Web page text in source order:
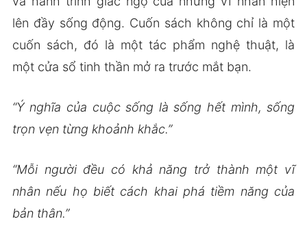
lên đầy sống động. Cuốn sách không chỉ là một
cuốn sách, đó là một tác phẩm nghệ thuật, là
một cửa sổ tinh thần mở ra trước mắt bạn.
“Ý nghĩa của cuộc sống là sống hết mình, sống
trọn vẹn từng khoảnh khắc.”
“Mỗi người đều có khả năng trở thành một vĩ
nhân nếu họ biết cách khai phá tiềm năng của
bản thân.”